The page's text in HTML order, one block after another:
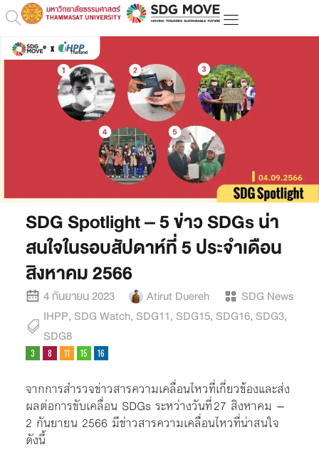
SDG Spotlight – 5 ข่าว SDGs น่า
สนใจในรอบสัปดาห์ที่ 5 ประจำเดือน
สิงหาคม 2566
4 กันยายน 2023 Atirut Duereh
SDG News
IHPP, SDG Watch, SDG11, SDG15, SDG16, SDG3,
SDG8
จากการสำรวจข่าวสารความเคลื่อนไหวที่เกี่ยวข้องและส่ง
ผลต่อการขับเคลื่อน SDGs ระหว่างวันที่ 27 สิงหาคม –
2 กันยายน 2566 มีข่าวสารความเคลื่อนไหวที่น่าสนใจ
ดังนี้